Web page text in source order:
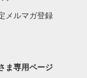
メルマガ登録
ま専用ページ